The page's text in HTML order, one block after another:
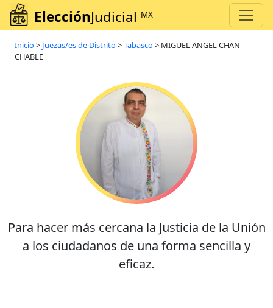
ElecciónJudicial MX
Inicio > Juezas/es de Distrito >Tabasco > MIGUEL ANGEL CHAN
CHABLE
Para hacer más cercana la Justicia de la Unión
a los ciudadanos de una forma sencilla y
eficaz.